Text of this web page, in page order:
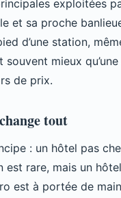
exploitées
et sa proche
d’une station,
souvent mieux
de prix.
tout
: un hôtel pas
est rare, mais un
est à portée de